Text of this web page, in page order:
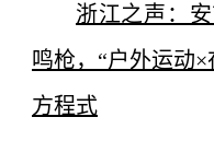
浙江之声：
鸣枪，“户外运动
方程式